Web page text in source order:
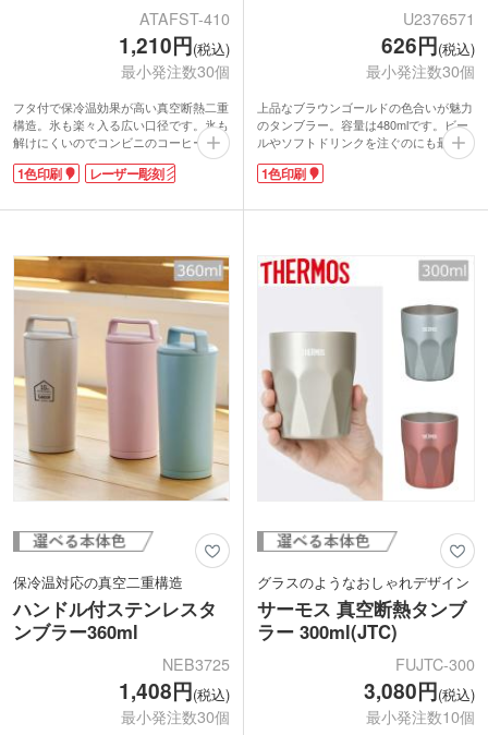
ATAFST-410
1,210円(税込)
最小発注数30個
フタ付で保冷温効果が高い真空断熱二重
構造。氷も楽々入る広い口径です。氷も
解けにくいのでコンビニのコーヒーをそ
のまま移し替えて、いつもよりも美味し
くいただけます。フタの飲み口は水滴が
構』。容量は410mlです。
は記念品におススメです。
株式会社アトラスはステンレス製品専門
の国内メーカーです。委託契約をした海
外工場で生産をし、製品の検品、日本国
内の管理業務などを一貫して行っていま
ため、品質には自信があります。
1色印刷 レーザー彫刻
U2376571
626円(税込)
最小発注数30個
上品なブラウンゴールドの色合いが魅力
のタンブラー。容量は480mlです。ビー
ルやソフトドリンクを注ぐのにも最適
で、日常使いから特別なシーンまで幅広
く活躍します。
示会やイベントでの配布時には、インパ
ます。キャンペーンの景品や豪華特典と
してもおすすめのアイテムです。
1色印刷
保冷温対応の真空二重構造
ハンドル付ステンレスタ
ンブラー360ml
NEB3725
1,408円(税込)
最小発注数30個
グラスのようなおしゃれデザイン
サーモス 真空断熱タンブ
ラー 300ml(JTC)
FUJTC-300
3,080円(税込)
最小発注数10個